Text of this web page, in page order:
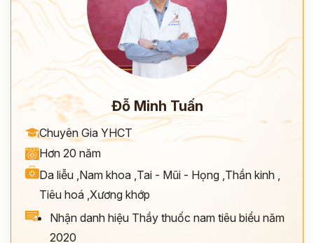
Đỗ Minh Tuấn
Chuyên Gia YHCT
Hơn 20 năm
Da liễu ,Nam khoa ,Tai - Mũi - Họng ,Thần kinh ,
Tiêu hoá ,Xương khớp
Nhận danh hiệu Thầy thuốc nam tiêu biểu năm
2020
ĐĂNG KÝ TƯ VẤN »
ĐĂNG KÝ ĐẾN KHÁM TRỰC TIẾP
Thông tin của bạn được bảo mật và chỉ sử dụng cho mục đích tư vấn.